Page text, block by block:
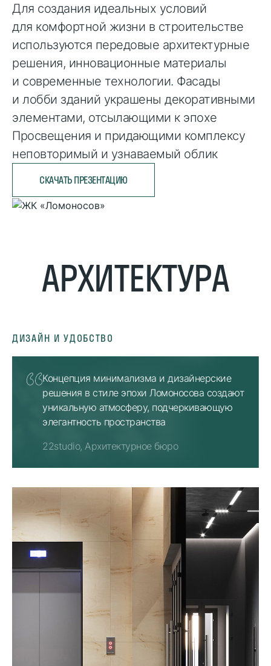
Для создания идеальных условий
для комфортной жизни в строительстве
используются передовые архитектурные
решения, инновационные материалы
и современные технологии. Фасады
и лобби зданий украшены декоративными
элементами, отсылающими к эпохе
Просвещения и придающими комплексу
неповторимый и узнаваемый облик
СКАЧАТЬ ПРЕЗЕНТАЦИЮ
АРХИТЕКТУРА
ДИЗАЙН И УДОБСТВО
Концепция минимализма и дизайнерские
решения в стиле эпохи Ломоносова создают
уникальную атмосферу, подчеркивающую
элегантность пространства
22studio, Архитектурное бюро